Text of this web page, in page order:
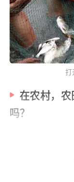
打
在农村，
吗？
部分农田可以
要回答这个问